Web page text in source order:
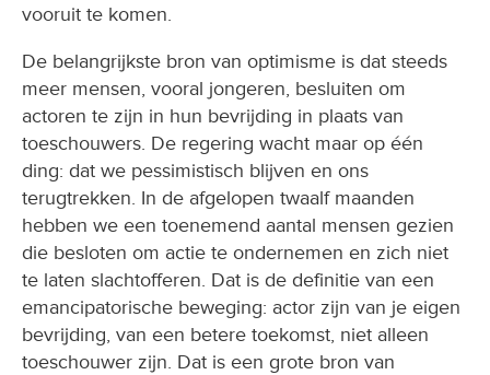
vooruit te komen.
De belangrijkste bron van optimisme is dat steeds
meer mensen, vooral jongeren, besluiten om
actoren te zijn in hun bevrijding in plaats van
toeschouwers. De regering wacht maar op één
ding: dat we pessimistisch blijven en ons
terugtrekken. In de afgelopen twaalf maanden
hebben we een toenemend aantal mensen gezien
die besloten om actie te ondernemen en zich niet
te laten slachtofferen. Dat is de definitie van een
emancipatorische beweging: actor zijn van je eigen
bevrijding, van een betere toekomst, niet alleen
toeschouwer zijn. Dat is een grote bron van